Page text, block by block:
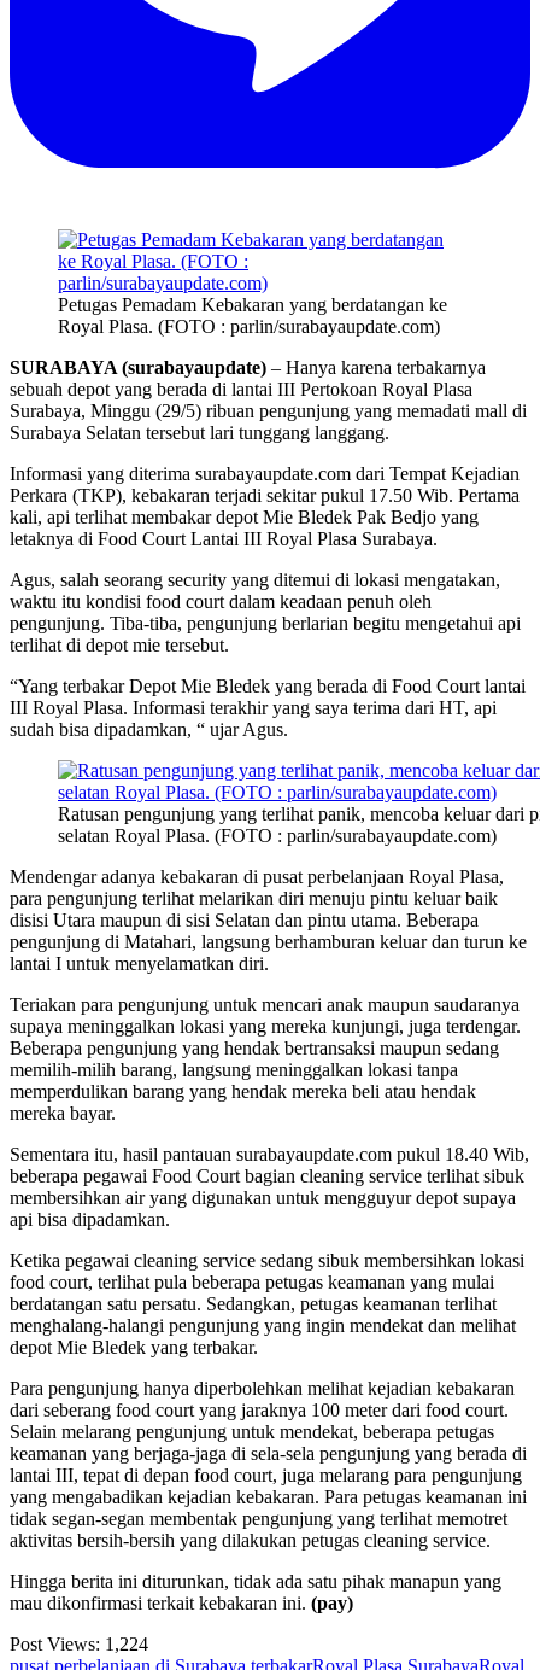
Petugas Pemadam Kebakaran yang berdatangan ke
Royal Plasa. (FOTO : parlin/surabayaupdate.com)
SURABAYA (surabayaupdate) – Hanya karena terbakarnya
sebuah depot yang berada di lantai III Pertokoan Royal Plasa
Surabaya, Minggu (29/5) ribuan pengunjung yang memadati mall di
Surabaya Selatan tersebut lari tunggang langgang.
Informasi yang diterima surabayaupdate.com dari Tempat Kejadian
Perkara (TKP), kebakaran terjadi sekitar pukul 17.50 Wib. Pertama
kali, api terlihat membakar depot Mie Bledek Pak Bedjo yang
letaknya di Food Court Lantai III Royal Plasa Surabaya.
Agus, salah seorang security yang ditemui di lokasi mengatakan,
waktu itu kondisi food court dalam keadaan penuh oleh
pengunjung. Tiba-tiba, pengunjung berlarian begitu mengetahui api
terlihat di depot mie tersebut.
“Yang terbakar Depot Mie Bledek yang berada di Food Court lantai
III Royal Plasa. Informasi terakhir yang saya terima dari HT, api
sudah bisa dipadamkan, “ ujar Agus.
Ratusan pengunjung yang terlihat panik, mencoba keluar dari
selatan Royal Plasa. (FOTO : parlin/surabayaupdate.com)
Mendengar adanya kebakaran di pusat perbelanjaan Royal Plasa,
para pengunjung terlihat melarikan diri menuju pintu keluar baik
disisi Utara maupun di sisi Selatan dan pintu utama. Beberapa
pengunjung di Matahari, langsung berhamburan keluar dan turun ke
lantai I untuk menyelamatkan diri.
Teriakan para pengunjung untuk mencari anak maupun saudaranya
supaya meninggalkan lokasi yang mereka kunjungi, juga terdengar.
Beberapa pengunjung yang hendak bertransaksi maupun sedang
memilih-milih barang, langsung meninggalkan lokasi tanpa
memperdulikan barang yang hendak mereka beli atau hendak
mereka bayar.
Sementara itu, hasil pantauan surabayaupdate.com pukul 18.40 Wib,
beberapa pegawai Food Court bagian cleaning service terlihat sibuk
membersihkan air yang digunakan untuk mengguyur depot supaya
api bisa dipadamkan.
Ketika pegawai cleaning service sedang sibuk membersihkan lokasi
food court, terlihat pula beberapa petugas keamanan yang mulai
berdatangan satu persatu. Sedangkan, petugas keamanan terlihat
menghalang-halangi pengunjung yang ingin mendekat dan melihat
depot Mie Bledek yang terbakar.
Para pengunjung hanya diperbolehkan melihat kejadian kebakaran
dari seberang food court yang jaraknya 100 meter dari food court.
Selain melarang pengunjung untuk mendekat, beberapa petugas
keamanan yang berjaga-jaga di sela-sela pengunjung yang berada di
lantai III, tepat di depan food court, juga melarang para pengunjung
yang mengabadikan kejadian kebakaran. Para petugas keamanan ini
tidak segan-segan membentak pengunjung yang terlihat memotret
aktivitas bersih-bersih yang dilakukan petugas cleaning service.
Hingga berita ini diturunkan, tidak ada satu pihak manapun yang
mau dikonfirmasi terkait kebakaran ini. (pay)
Post Views: 1,224
pusat perbelanjaan di Surabaya terbakarRoyal Plasa SurabayaRoyal